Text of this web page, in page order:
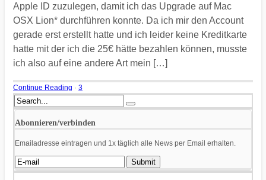
Apple ID zuzulegen, damit ich das Upgrade auf Mac
OSX Lion* durchführen konnte. Da ich mir den Account
gerade erst erstellt hatte und ich leider keine Kreditkarte
hatte mit der ich die 25€ hätte bezahlen können, musste
ich also auf eine andere Art mein […]
Continue Reading · 3
Abonnieren/verbinden
Emailadresse eintragen und 1x täglich alle News per Email erhalten.